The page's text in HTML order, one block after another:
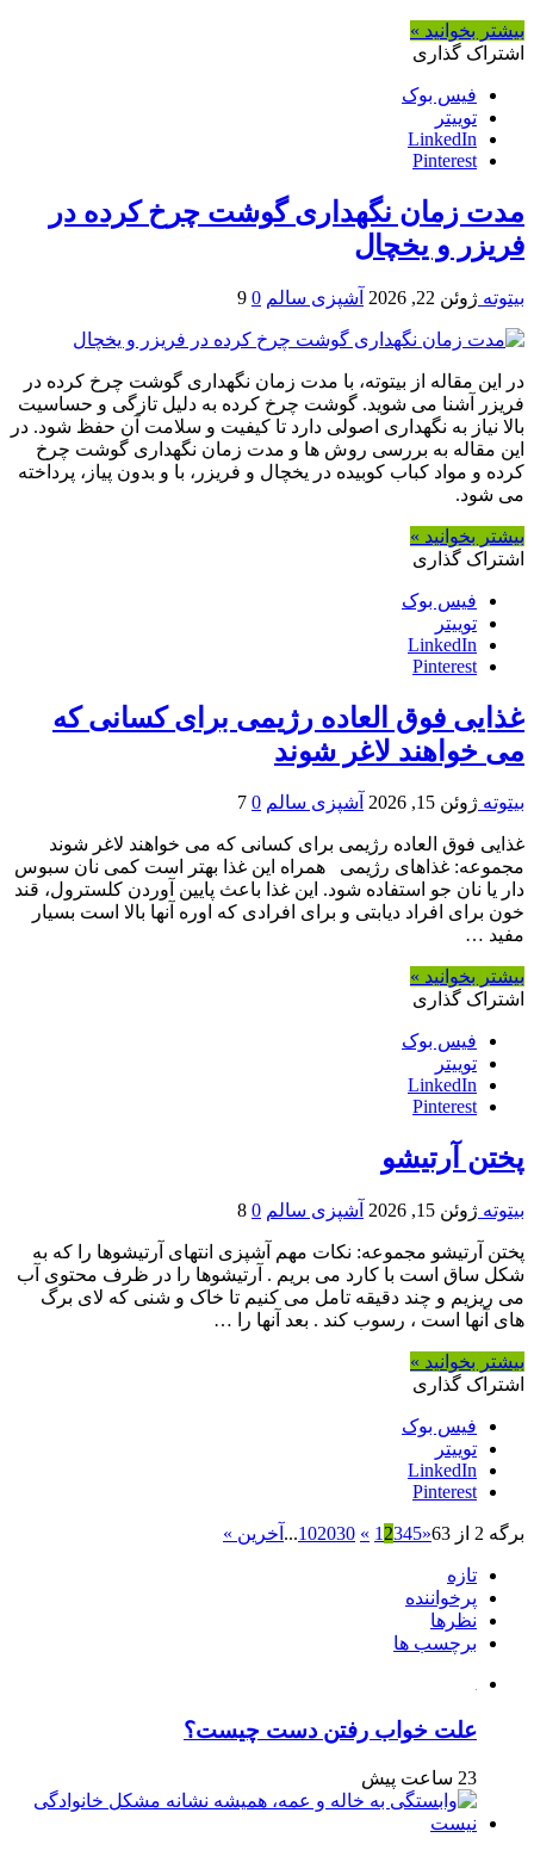
بیشتر بخوانید »
اشتراک گذاری
فیس بوک
توییتر
LinkedIn
Pinterest
مدت زمان نگهداری گوشت چرخ کرده در
فریزر و یخچال
بیتوته ژوئن 22, 2026 آشپزی سالم 0
9
در این مقاله از بیتوته، با مدت زمان نگهداری گوشت چرخ کرده در
فریزر آشنا می شوید. گوشت چرخ کرده به دلیل تازگی و حساسیت
بالا نیاز به نگهداری اصولی دارد تا کیفیت و سلامت آن حفظ شود. در
این مقاله به بررسی روش ها و مدت زمان نگهداری گوشت چرخ
کرده و مواد کباب کوبیده در یخچال و فریزر، با و بدون پیاز، پرداخته
می شود.
بیشتر بخوانید »
اشتراک گذاری
فیس بوک
توییتر
LinkedIn
Pinterest
غذایی فوق العاده رژیمی برای کسانی که
می خواهند لاغر شوند
بیتوته ژوئن 15, 2026 آشپزی سالم 0
7
غذایی فوق العاده رژیمی برای کسانی که می خواهند لاغر شوند
مجموعه: غذاهای رژیمی همراه این غذا بهتر است کمی نان سبوس
دار یا نان جو استفاده شود. این غذا باعث پایین آوردن کلسترول، قند
خون برای افراد دیابتی و برای افرادی که اوره آنها بالا است بسیار
مفید …
بیشتر بخوانید »
اشتراک گذاری
فیس بوک
توییتر
LinkedIn
Pinterest
پختن آرتیشو
بیتوته ژوئن 15, 2026 آشپزی سالم 0
8
پختن آرتیشو مجموعه: نکات مهم آشپزی انتهای آرتیشوها را که به
شکل ساق است با کارد می بریم . آرتیشوها را در ظرف محتوی آب
می ریزیم و چند دقیقه تامل می کنیم تا خاک و شنی که لای برگ
های آنها است ، رسوب کند . بعد آنها را …
بیشتر بخوانید »
اشتراک گذاری
فیس بوک
توییتر
LinkedIn
Pinterest
برگه 2 از 63 «
1 2345
»
102030
... آخرین »
تازه
پرخواننده
نظرها
برچسب ها
علت خواب رفتن دست چیست؟
23 ساعت پیش